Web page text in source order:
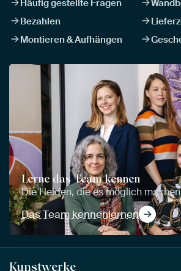
Häufig gestellte Fragen
Bezahlen
Montieren & Aufhängen
Lerne das Team kennen
Die Helden, die es möglich machen
Das Team kennenlernen
Kunstwerke